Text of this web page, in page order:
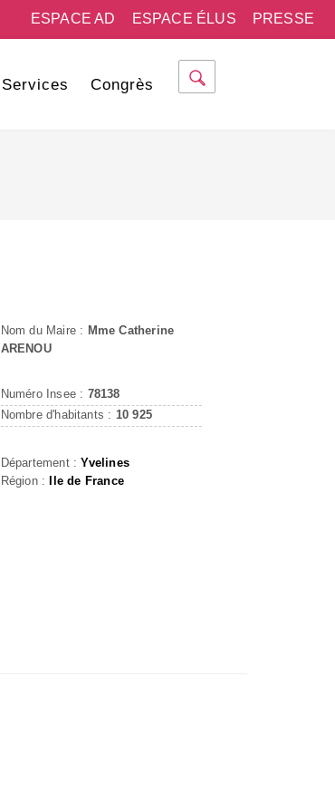
PRESSE
ESPACE ÉLUS
ESPACE AD
Services Congrès
Nom du Maire : Mme Catherine
ARENOU
Numéro Insee : 78138
Nombre d'habitants : 10 925
Département :Yvelines
Région :
Ile de France